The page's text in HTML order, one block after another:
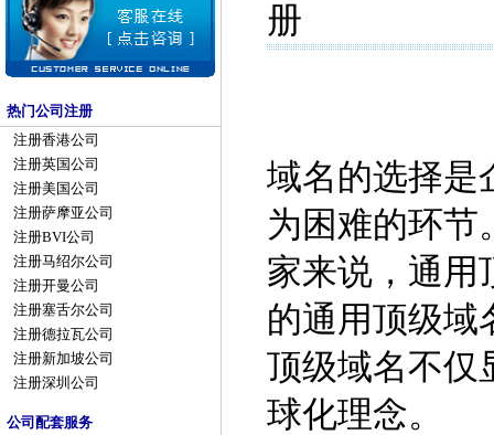
热门公司注册
注册香港公司
注册英国公司
注册美国公司
注册萨摩亚公司
注册BVI公司
注册马绍尔公司
注册开曼公司
注册塞舌尔公司
注册德拉瓦公司
注册新加坡公司
注册深圳公司
公司配套服务
册
域名的选择是
为困难的环节
家来说，通用
的通用顶级域
顶级域名不仅
球化理念。